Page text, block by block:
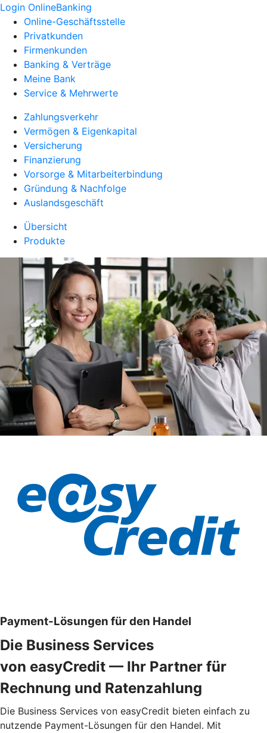
Login OnlineBanking
Online-Geschäftsstelle
Privatkunden
Firmenkunden
Banking & Verträge
Meine Bank
Service & Mehrwerte
Zahlungsverkehr
Vermögen & Eigenkapital
Versicherung
Finanzierung
Vorsorge & Mitarbeiterbindung
Gründung & Nachfolge
Auslandsgeschäft
Übersicht
Produkte
Payment-Lösungen für den Handel
Die Business Services
von easyCredit — Ihr Partner für
Rechnung und Ratenzahlung
Die Business Services von easyCredit bieten einfach zu
nutzende Payment-Lösungen für den Handel. Mit